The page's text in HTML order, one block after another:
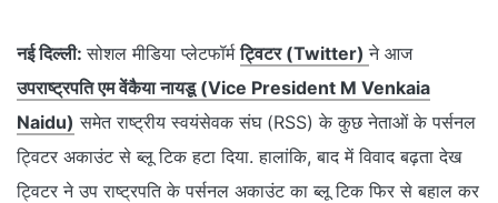
नई दिल्ली: सोशल मीडिया प्लेटफॉर्मट्विटर (Twitter)ने आज
उपराष्ट्रपति एम वेंकैया नायडू (Vice President M Venkaia
Naidu) समेत राष्ट्रीय स्वयंसेवक संघ (RSS) के कुछ नेताओं के पर्सनल
ट्विटर अकाउंट से ब्लू टिक हटा दिया. हालांकि, बाद में विवाद बढ़ता देख
ट्विटर ने उप राष्ट्रपति के पर्सनल अकाउंट का ब्लू टिक फिर से बहाल कर